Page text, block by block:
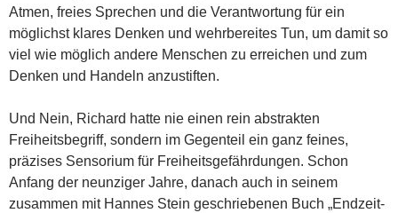
Atmen, freies Sprechen und die Verantwortung für ein
möglichst klares Denken und wehrbereites Tun, um damit so
viel wie möglich andere Menschen zu erreichen und zum
Denken und Handeln anzustiften.
Und Nein, Richard hatte nie einen rein abstrakten
Freiheitsbegriff, sondern im Gegenteil ein ganz feines,
präzises Sensorium für Freiheitsgefährdungen. Schon
Anfang der neunziger Jahre, danach auch in seinem
zusammen mit Hannes Stein geschriebenen Buch „Endzeit-